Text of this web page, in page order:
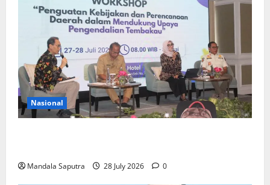
Nasional
Mandala Saputra 28 July 2026 0